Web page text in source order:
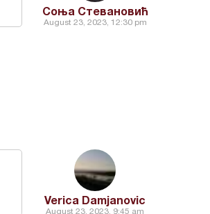
Соња Стевановић
August 23, 2023, 12:30 pm
Verica Damjanovic
August 23, 2023, 9:45 am